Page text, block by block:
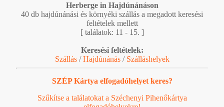
Herberge in Hajdúnánáson
40 db hajdúnánási és környéki szállás a megadott keresési
feltételek mellett
[ találatok: 11 - 15. ]
Keresési feltételek:
Szállás/Hajdúnánás/ Szálláshelyek
SZÉP Kártya elfogadóhelyet keres?
Szűkítse a találatokat a Széchenyi Pihenőkártya